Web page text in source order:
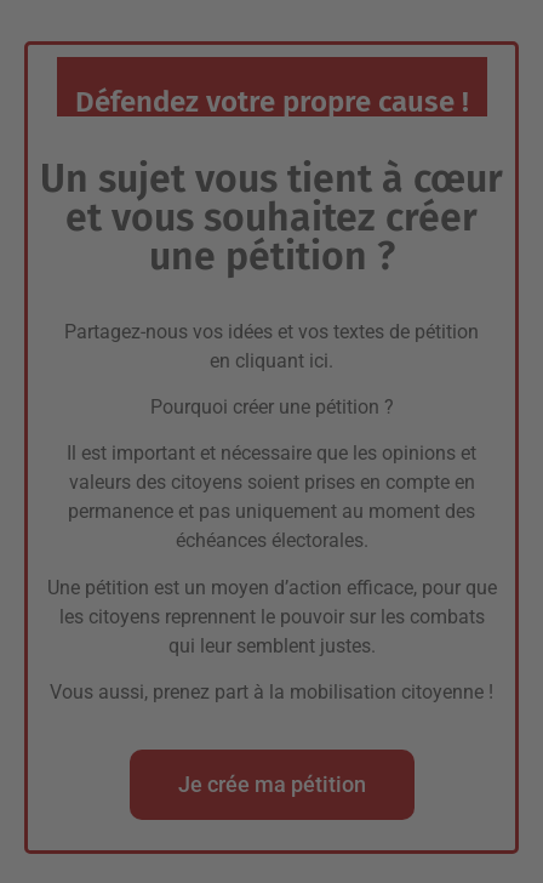
Défendez votre propre cause !
Un sujet vous tient à cœur
et vous souhaitez créer
une pétition ?
Partagez-nous vos idées et vos textes de pétition
en cliquant ici.
Pourquoi créer une pétition ?
Il est important et nécessaire que les opinions et
valeurs des citoyens soient prises en compte en
permanence et pas uniquement au moment des
échéances électorales.
Une pétition est un moyen d’action efficace, pour que
les citoyens reprennent le pouvoir sur les combats
qui leur semblent justes.
Vous aussi, prenez part à la mobilisation citoyenne !
Je crée ma pétition